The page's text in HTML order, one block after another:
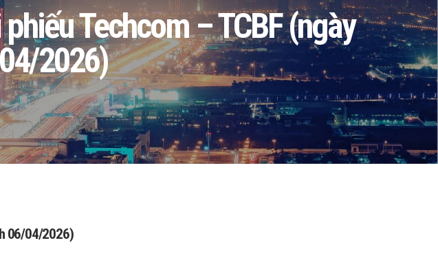
Techcom – TCBF (ngày
2026)
06/04/2026)